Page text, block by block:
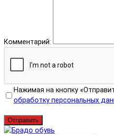
Комментарий:
Нажимая на кнопку
обработку персональных
Отправить